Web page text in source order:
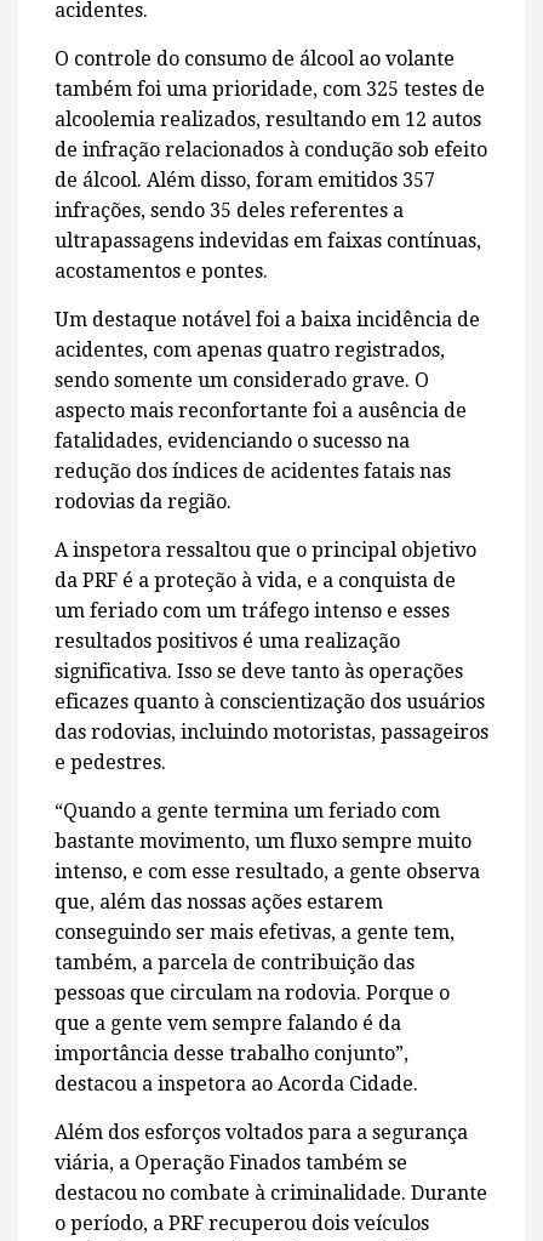
acidentes.
O controle do consumo de álcool ao volante
também foi uma prioridade, com 325 testes de
alcoolemia realizados, resultando em 12 autos
de infração relacionados à condução sob efeito
de álcool. Além disso, foram emitidos 357
infrações, sendo 35 deles referentes a
ultrapassagens indevidas em faixas contínuas,
acostamentos e pontes.
Um destaque notável foi a baixa incidência de
acidentes, com apenas quatro registrados,
sendo somente um considerado grave. O
aspecto mais reconfortante foi a ausência de
fatalidades, evidenciando o sucesso na
redução dos índices de acidentes fatais nas
rodovias da região.
A inspetora ressaltou que o principal objetivo
da PRF é a proteção à vida, e a conquista de
um feriado com um tráfego intenso e esses
resultados positivos é uma realização
significativa. Isso se deve tanto às operações
eficazes quanto à conscientização dos usuários
das rodovias, incluindo motoristas, passageiros
e pedestres.
“Quando a gente termina um feriado com
bastante movimento, um fluxo sempre muito
intenso, e com esse resultado, a gente observa
que, além das nossas ações estarem
conseguindo ser mais efetivas, a gente tem,
também, a parcela de contribuição das
pessoas que circulam na rodovia. Porque o
que a gente vem sempre falando é da
importância desse trabalho conjunto”,
destacou a inspetora ao Acorda Cidade.
Além dos esforços voltados para a segurança
viária, a Operação Finados também se
destacou no combate à criminalidade. Durante
o período, a PRF recuperou dois veículos